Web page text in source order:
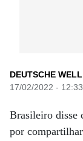
DEUTSCHE
17/02/2022 - 12:33
Brasileiro disse
por